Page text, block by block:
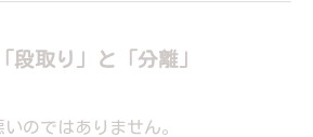
段取り」と「分離」
のではありません。